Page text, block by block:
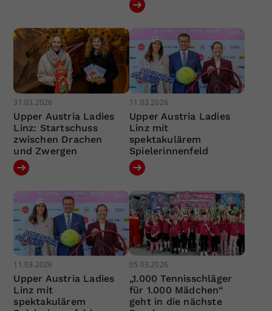
31.03.2026
Upper Austria Ladies
Linz: Startschuss
zwischen Drachen
und Zwergen
11.03.2026
Upper Austria Ladies
Linz mit
spektakulärem
Spielerinnenfeld
11.03.2026
Upper Austria Ladies
Linz mit
spektakulärem
05.03.2026
„1.000 Tennisschläger
für 1.000 Mädchen“
geht in die nächste